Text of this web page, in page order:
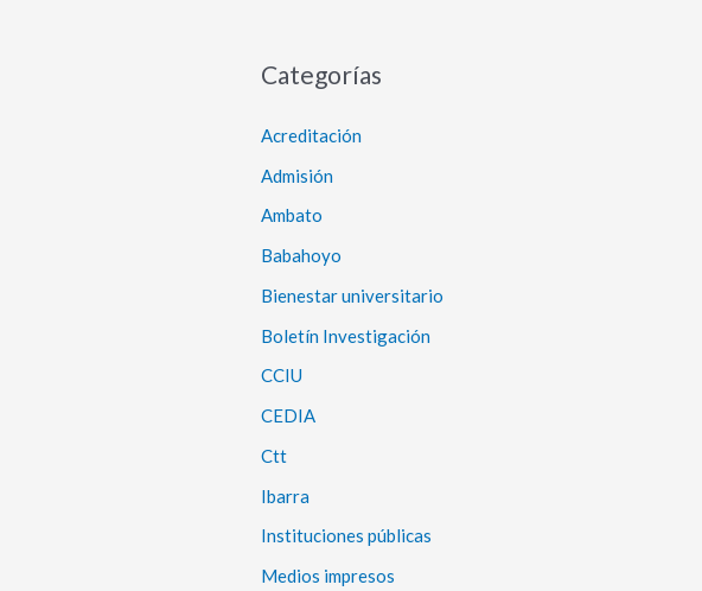
Categorías
Acreditación
Admisión
Ambato
Babahoyo
Bienestar universitario
Boletín Investigación
CCIU
CEDIA
Ctt
Ibarra
Instituciones públicas
Medios impresos